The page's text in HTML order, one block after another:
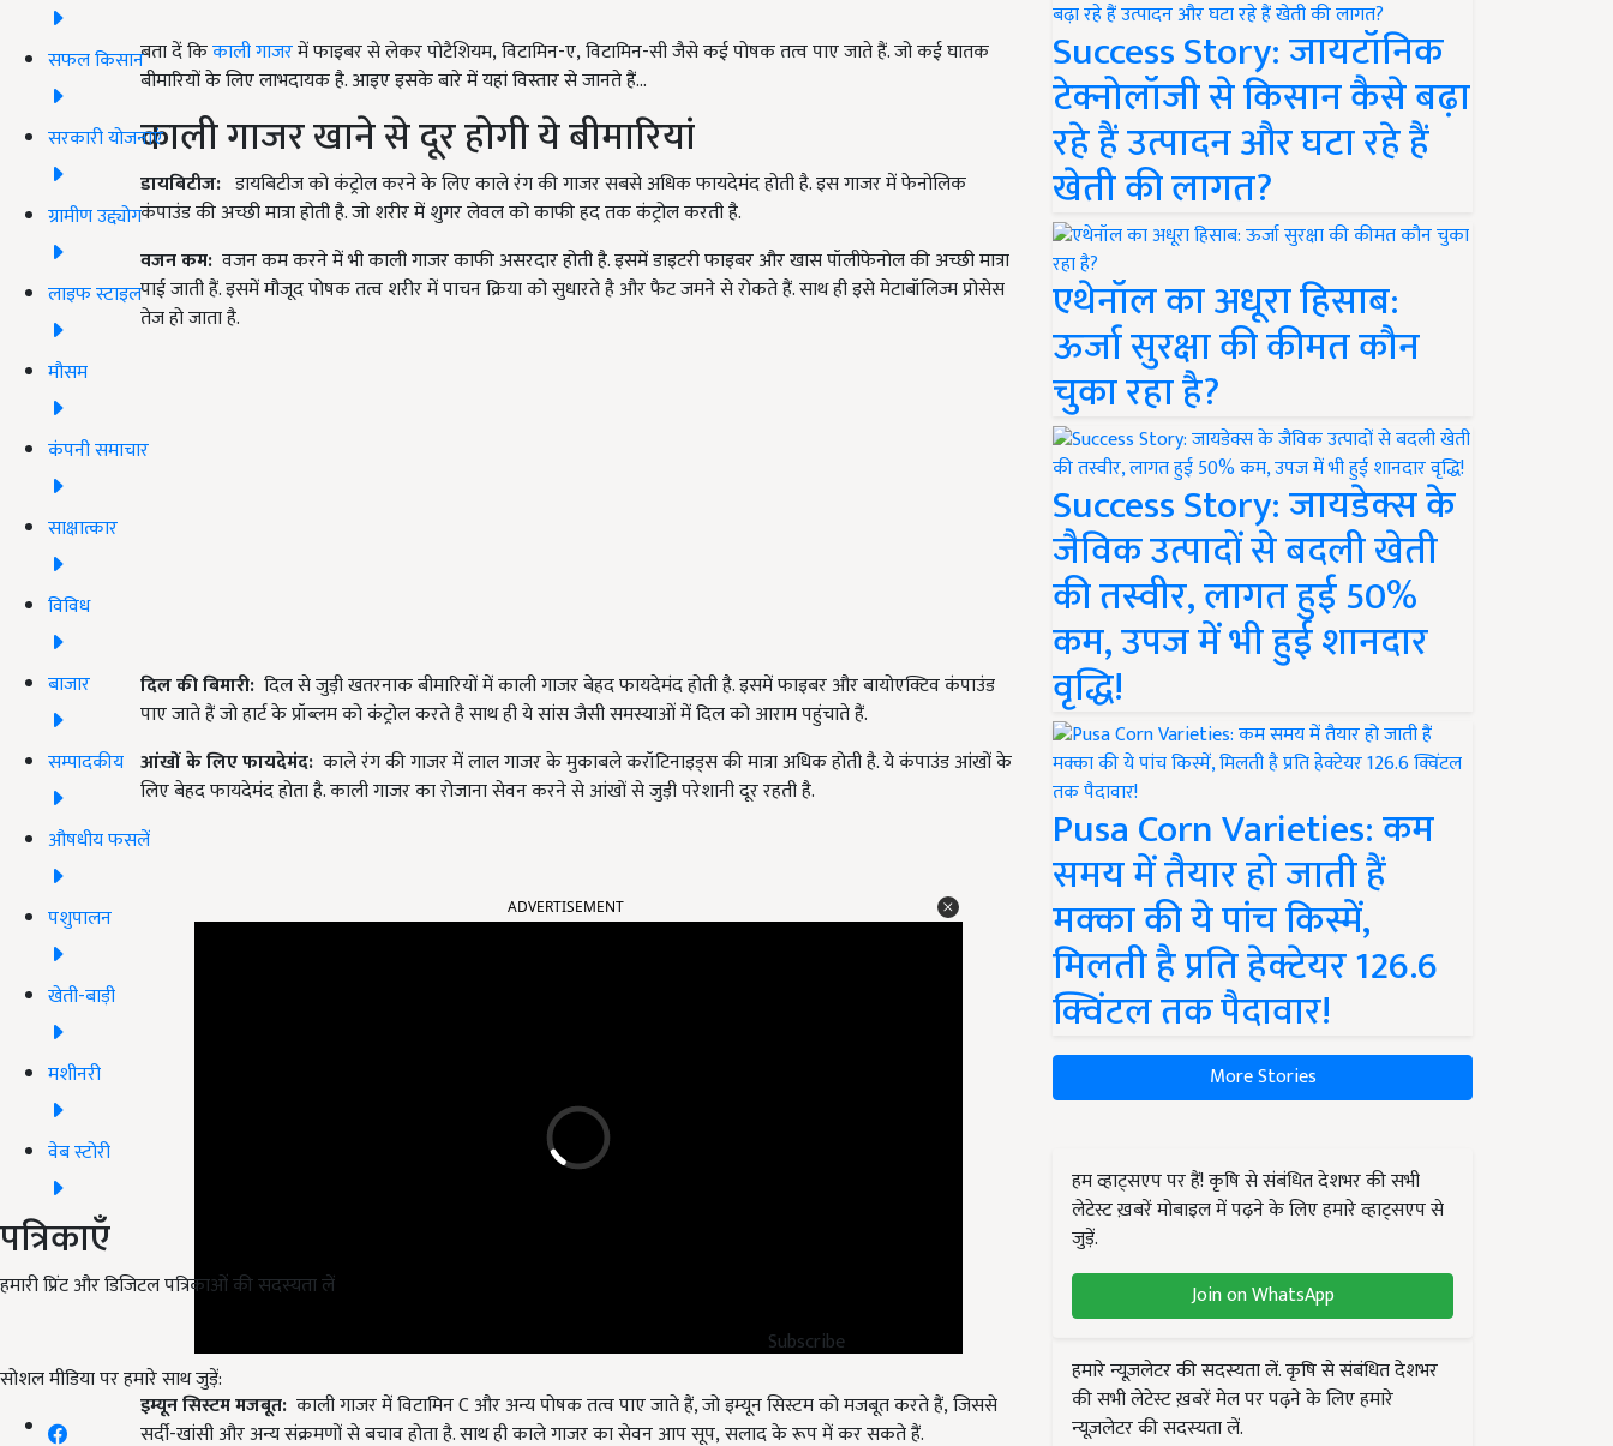
सफल किसान
सरकारी योजनाएं
ग्रामीण उद्द्योग
लाइफ स्टाइल
मौसम
कंपनी समाचार
साक्षात्कार
विविध
बाजार
सम्पादकीय
औषधीय फसलें
पशुपालन
खेती-बाड़ी
मशीनरी
वेब स्टोरी
पत्रिकाएँ
हमारी प्रिंट और डिजिटल पत्रिकाओं की सदस्यता लें
Subscribe
सोशल मीडिया पर हमारे साथ जुड़ें:
बता दें किकाली गाजरमें फाइबर से लेकर पोटैशियम, विटामिन-ए, विटामिन-सी जैसे कई पोषक तत्व पाए जाते हैं. जो कई घातक
बीमारियों के लिए लाभदायक है. आइए इसके बारे में यहां विस्तार से जानते हैं...
काली गाजर खाने से दूर होगी ये बीमारियां
डायबिटीज: डायबिटीज को कंट्रोल करने के लिए काले रंग की गाजर सबसे अधिक फायदेमंद होती है. इस गाजर में फेनोलिक
कंपाउंड की अच्छी मात्रा होती है. जो शरीर में शुगर लेवल को काफी हद तक कंट्रोल करती है.
वजन कम: वजन कम करने में भी काली गाजर काफी असरदार होती है. इसमें डाइटरी फाइबर और खास पॉलीफेनोल की अच्छी मात्रा
पाई जाती हैं. इसमें मौजूद पोषक तत्व शरीर में पाचन क्रिया को सुधारते है और फैट जमने से रोकते हैं. साथ ही इसे मेटाबॉलिज्म प्रोसेस
तेज हो जाता है.
दिल की बिमारी: दिल से जुड़ी खतरनाक बीमारियों में काली गाजर बेहद फायदेमंद होती है. इसमें फाइबर और बायोएक्टिव कंपाउंड
पाए जाते हैं जो हार्ट के प्रॉब्लम को कंट्रोल करते है साथ ही ये सांस जैसी समस्याओं में दिल को आराम पहुंचाते हैं.
आंखों के लिए फायदेमंद: काले रंग की गाजर में लाल गाजर के मुकाबले करॉटिनाइड्स की मात्रा अधिक होती है. ये कंपाउंड आंखों के
लिए बेहद फायदेमंद होता है. काली गाजर का रोजाना सेवन करने से आंखों से जुड़ी परेशानी दूर रहती है.
इम्यून सिस्टम मजबूत:
सर्दी-खांसी और अन्य संक्रमणों से बचाव होता है. साथ ही काले गाजर का सेवन आप सूप, सलाद के रूप में कर सकते हैं.
Success Story: जायटॉनिक
टेक्नोलॉजी से किसान कैसे बढ़ा
रहे हैं उत्पादन और घटा रहे हैं
खेती की लागत?
एथेनॉल का अधूरा हिसाब:
ऊर्जा सुरक्षा की कीमत कौन
चुका रहा है?
Success Story: जायडेक्स के
जैविक उत्पादों से बदली खेती
की तस्वीर, लागत हुई 50%
कम, उपज में भी हुई शानदार
वृद्धि!
Pusa Corn Varieties: कम
समय में तैयार हो जाती हैं
मक्का की ये पांच किस्में,
मिलती है प्रति हेक्टेयर 126.6
क्विंटल तक पैदावार!
More Stories
हम व्हाट्सएप पर हैं! कृषि से संबंधित देशभर की सभी
लेटेस्ट ख़बरें मोबाइल में पढ़ने के लिए हमारे व्हाट्सएप से
जुड़ें.
Join on WhatsApp
हमारे न्यूज़लेटर की सदस्यता लें. कृषि से संबंधित देशभर
की सभी लेटेस्ट ख़बरें मेल पर पढ़ने के लिए हमारे
न्यूज़लेटर की सदस्यता लें.